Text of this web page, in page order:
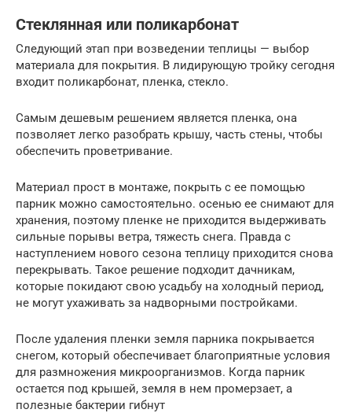
Стеклянная или поликарбонат
Следующий этап при возведении теплицы — выбор
материала для покрытия. В лидирующую тройку сегодня
входит поликарбонат, пленка, стекло.
Самым дешевым решением является пленка, она
позволяет легко разобрать крышу, часть стены, чтобы
обеспечить проветривание.
Материал прост в монтаже, покрыть с ее помощью
парник можно самостоятельно. осенью ее снимают для
хранения, поэтому пленке не приходится выдерживать
сильные порывы ветра, тяжесть снега. Правда с
наступлением нового сезона теплицу приходится снова
перекрывать. Такое решение подходит дачникам,
которые покидают свою усадьбу на холодный период,
не могут ухаживать за надворными постройками.
После удаления пленки земля парника покрывается
снегом, который обеспечивает благоприятные условия
для размножения микроорганизмов. Когда парник
остается под крышей, земля в нем промерзает, а
полезные бактерии гибнут